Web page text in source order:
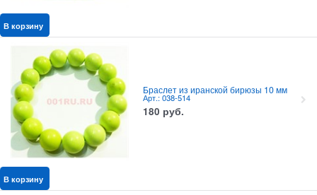
В корзину
Браслет из иранской бирюзы 10 мм
Арт.: 038-514
180 руб.
В корзину